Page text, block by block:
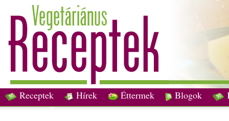
Receptek Hírek Éttermek Blogok